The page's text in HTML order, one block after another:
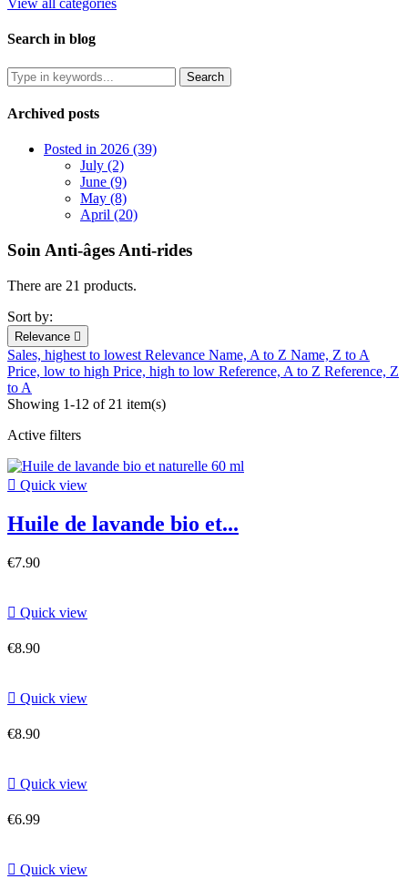
View all categories
Search in blog
Archived posts
Posted in 2026 (39)
July (2)
June (9)
May (8)
April (20)
Soin Anti-âges Anti-rides
There are 21 products.
Sort by:
Relevance 
Sales, highest to lowest Relevance Name, A to Z Name, Z to A
Price, low to high Price, high to low Reference, A to Z Reference, Z
to A
Showing 1-12 of 21 item(s)
Active filters
 Quick view
Huile de lavande bio et...
€7.90
 Quick view
€8.90
 Quick view
€8.90
 Quick view
€6.99
 Quick view